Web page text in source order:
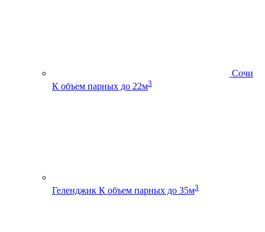
Сочи
К объем парных до 22м3
Геленджик К объем парных до 35м3